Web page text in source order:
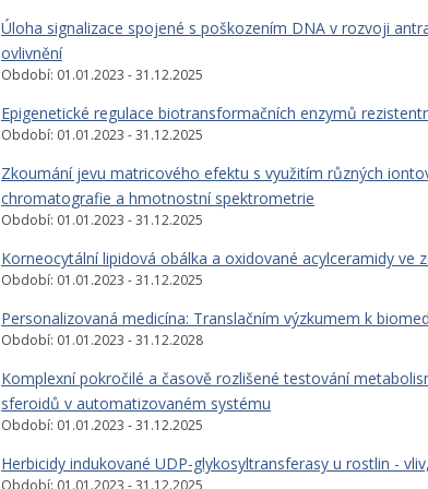
Úloha signalizace spojené s poškozením DNA v rozvoji
ovlivnění
Období: 01.01.2023 - 31.12.2025
Epigenetické regulace biotransformačních enzymů
Období: 01.01.2023 - 31.12.2025
Zkoumání jevu matricového efektu s využitím různých
chromatografie a hmotnostní spektrometrie
Období: 01.01.2023 - 31.12.2025
Korneocytální lipidová obálka a oxidované acylceramidy ve
Období: 01.01.2023 - 31.12.2025
Personalizovaná medicína: Translačním výzkumem k
Období: 01.01.2023 - 31.12.2028
Komplexní pokročilé a časově rozlišené testování
sferoidů v automatizovaném systému
Období: 01.01.2023 - 31.12.2025
Herbicidy indukované UDP-glykosyltransferasy u rostlin -
Období: 01.01.2023 - 31.12.2025